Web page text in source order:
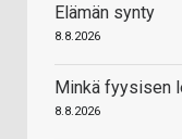
Elämän synty
8.8.2026
Minkä fyysisen
8.8.2026